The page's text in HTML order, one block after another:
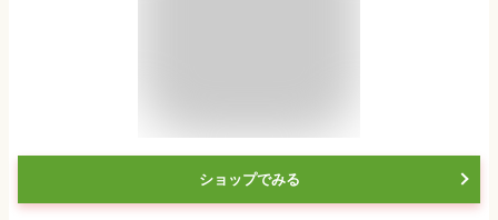
ショップでみる